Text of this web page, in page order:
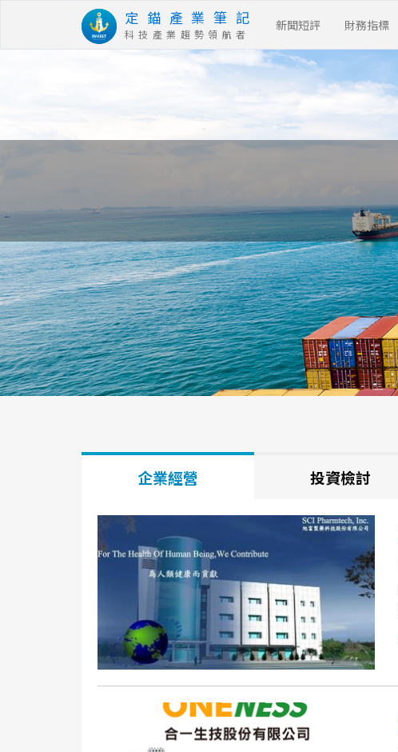
定 錨 產 業 筆 記
科 技 產 業 趨 勢 領 航 者
新聞短評 財務指標
企業經營 投資檢討